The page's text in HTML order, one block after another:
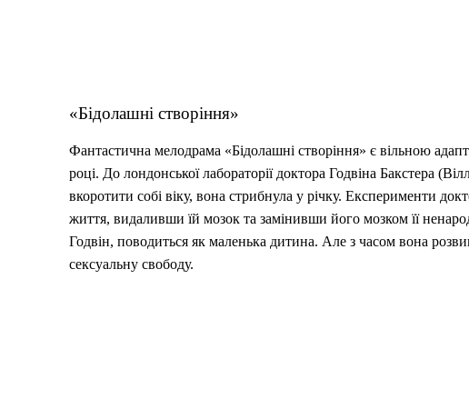
«Бідолашні створіння»
Фантастична мелодрама «Бідолашні створіння» є вільною
році. До лондонської лабораторії доктора Годвіна Бакстера
вкоротити собі віку, вона стрибнула у річку. Експерименти
життя, видаливши їй мозок та замінивши його мозком її
Годвін, поводиться як маленька дитина. Але з часом вона
сексуальну свободу.